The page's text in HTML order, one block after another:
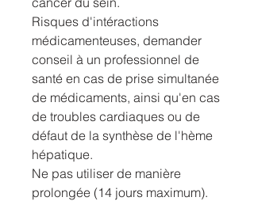
Risques d'intéractions
médicamenteuses, demander
conseil à un professionnel de
santé en cas de prise simultanée
de médicaments, ainsi qu'en cas
de troubles cardiaques ou de
défaut de la synthèse de l'hème
hépatique.
Ne pas utiliser de manière
prolongée (14 jours maximum).